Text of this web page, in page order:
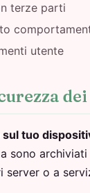
terze parti
utente
tuo
sono
server o a